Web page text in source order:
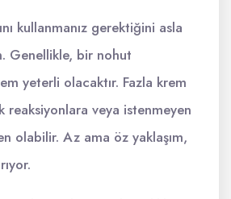
kullanmanız gerektiğini asla
Genellikle, bir nohut
yeterli olacaktır. Fazla krem
reaksiyonlara veya istenmeyen
olabilir. Az ama öz yaklaşım,